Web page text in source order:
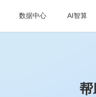
数据中心 AI智算
帮